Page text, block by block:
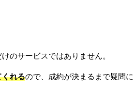
のサービスではありません。
くれるので、成約が決まるまで疑問に